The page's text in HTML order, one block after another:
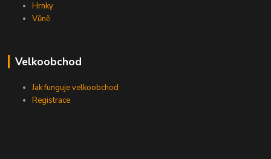
Hrnky
Vůně
Velkoobchod
Jak funguje velkoobchod
Registrace